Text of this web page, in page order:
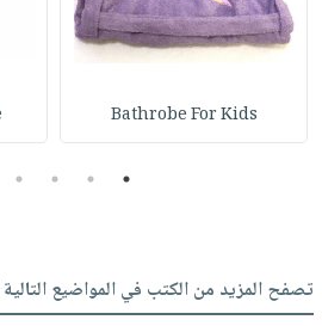
Bathrobe For Kids
1
2
3
4
تصفح المزيد من الكتب في المواضيع